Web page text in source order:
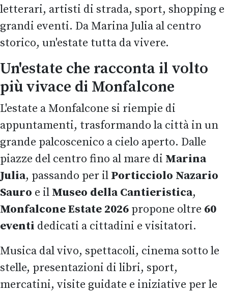
letterari, artisti di strada, sport, shopping e
grandi eventi. Da Marina Julia al centro
storico, un'estate tutta da vivere.
Un'estate che racconta il volto
più vivace di Monfalcone
L'estate a Monfalcone si riempie di
appuntamenti, trasformando la città in un
grande palcoscenico a cielo aperto. Dalle
piazze del centro fino al mare di Marina
Julia, passando per il Porticciolo Nazario
Sauro e il Museo della Cantieristica,
Monfalcone Estate 2026 propone oltre 60
eventi dedicati a cittadini e visitatori.
Musica dal vivo, spettacoli, cinema sotto le
stelle, presentazioni di libri, sport,
mercatini, visite guidate e iniziative per le